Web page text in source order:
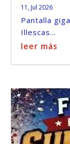
11, Jul 2026
Pantalla
Illescas...
leer más